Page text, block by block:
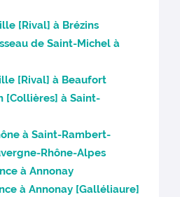
[Rival] à Brézins
de Saint-Michel à
[Rival] à Beaufort
[Collières] à Saint-
à Saint-Rambert-
Rhône-Alpes
à Annonay
à Annonay [Galléliaure]